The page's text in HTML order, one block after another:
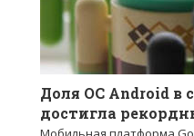
Доля ОС Android в
достигла